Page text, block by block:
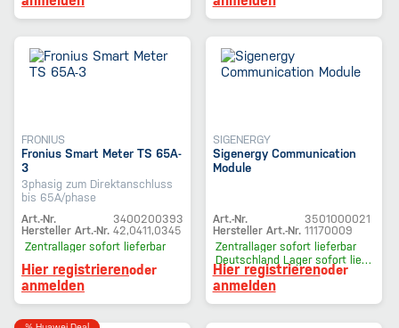
FRONIUS
Fronius Smart Meter TS 65A-
3
3phasig zum Direktanschluss
bis 65A/phase
Art.-Nr.
3400200393
Hersteller Art.-Nr. 42,0411,0345
Zentrallager sofort lieferbar
Hier registrierenoder
anmelden
SIGENERGY
Sigenergy Communication
Module
Art.-Nr.
3501000021
Hersteller Art.-Nr. 11170009
Zentrallager sofort lieferbar
Deutschland Lager sofort lieferbar
Hier registrierenoder
anmelden